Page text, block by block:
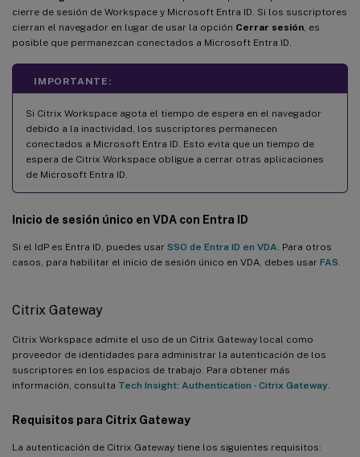
cierre de sesión de Workspace y Microsoft Entra ID. Si los suscriptores
cierran el navegador en lugar de usar la opción Cerrar sesión, es
posible que permanezcan conectados a Microsoft Entra ID.
IMPORTANTE:
Si Citrix Workspace agota el tiempo de espera en el navegador
debido a la inactividad, los suscriptores permanecen
conectados a Microsoft Entra ID. Esto evita que un tiempo de
espera de Citrix Workspace obligue a cerrar otras aplicaciones
de Microsoft Entra ID.
Inicio de sesión único en VDA con Entra ID
Si el IdP es Entra ID, puedes usar SSO de Entra ID en VDA. Para otros
casos, para habilitar el inicio de sesión único en VDA, debes usar FAS.
Citrix Gateway
Citrix Workspace admite el uso de un Citrix Gateway local como
proveedor de identidades para administrar la autenticación de los
suscriptores en los espacios de trabajo. Para obtener más
información, consulta Tech Insight: Authentication - Citrix Gateway.
Requisitos para Citrix Gateway
La autenticación de Citrix Gateway tiene los siguientes requisitos: